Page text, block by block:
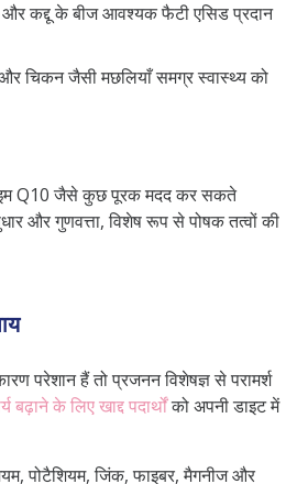
कद्दू के बीज आवश्यक फैटी एसिड प्रदान
चिकन जैसी मछलियाँ समग्र स्वास्थ्य को
Q10 जैसे कुछ पूरक मदद कर सकते
और गुणवत्ता, विशेष रूप से पोषक तत्वों की
परेशान हैं तो प्रजनन विशेषज्ञ से परामर्श
बढ़ाने के लिए खाद्द पदार्थोंको अपनी डाइट में
पोटैशियम, जिंक, फाइबर, मैगनीज और